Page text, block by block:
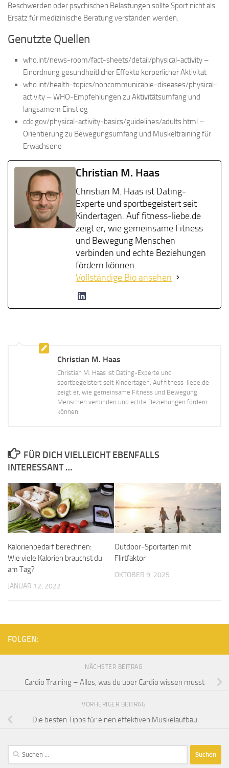
Beschwerden oder psychischen Belastungen sollte Sport nicht als
Ersatz für medizinische Beratung verstanden werden.
Genutzte Quellen
who.int/news-room/fact-sheets/detail/physical-activity –
Einordnung gesundheitlicher Effekte körperlicher Aktivität
who.int/health-topics/noncommunicable-diseases/physical-
activity – WHO-Empfehlungen zu Aktivitätsumfang und
langsamem Einstieg
cdc.gov/physical-activity-basics/guidelines/adults.html –
Orientierung zu Bewegungsumfang und Muskeltraining für
Erwachsene
Christian M. Haas
Christian M. Haas ist Dating-
Experte und sportbegeistert seit
Kindertagen. Auf fitness-liebe.de
zeigt er, wie gemeinsame Fitness
und Bewegung Menschen
verbinden und echte Beziehungen
fördern können.
Vollständige Bio ansehen
Christian M. Haas
Christian M. Haas ist Dating-Experte und
sportbegeistert seit Kindertagen. Auf fitness-liebe.de
zeigt er, wie gemeinsame Fitness und Bewegung
Menschen verbinden und echte Beziehungen fördern
können.
FÜR DICH VIELLEICHT EBENFALLS
INTERESSANT …
Kalorienbedarf berechnen:
Wie viele Kalorien brauchst du
am Tag?
JANUAR 12, 2022
Outdoor-Sportarten mit
Flirtfaktor
OKTOBER 9, 2025
FOLGEN:
NÄCHSTER BEITRAG
Cardio Training – Alles, was du über Cardio wissen musst
VORHERIGER BEITRAG
Die besten Tipps für einen effektiven Muskelaufbau
Suchen
nach: